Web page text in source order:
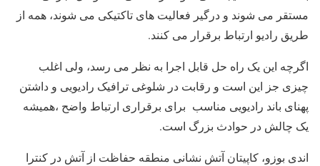
مستقر می شوند و درگیر فعالیت های تاکتیکی می شوند، همه از
طریق رادیو ارتباط برقرار می کنند.
اگرچه این یک راه حل قابل اجرا به نظر می رسد، ولی اغلب
چیزی جز این است و رقابت در شلوغی ترافیک رادیویی و داشتن
پهنای باند رادیویی مناسب برای برقراری ارتباط واضح ،همیشه
یک چالش در حوادث بزرگ است.
اندی بوزو، کاپیتان آتش نشانی منطقه حفاظت از آتش در کنترا